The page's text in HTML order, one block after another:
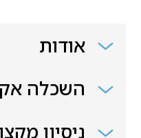
אודות
השכלה
ניסיון